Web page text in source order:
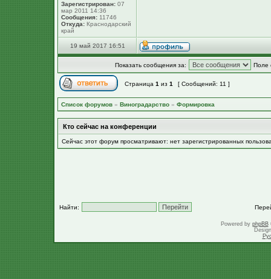
Зарегистрирован: 07
мар 2011 14:36
Сообщения: 11746
Откуда: Краснодарский
край
19 май 2017 16:51
Показать сообщения за: Поле
Страница 1 из 1 [ Сообщений: 11 ]
Список форумов » Виноградарство » Формировка
Кто сейчас на конференции
Сейчас этот форум просматривают: нет зарегистрированных
Найти:
Powered by phpBB